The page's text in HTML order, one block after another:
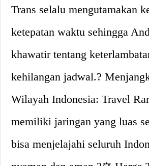
Trans selalu mengutamakan
ketepatan waktu sehingga
khawatir tentang
kehilangan jadwal.?
Wilayah Indonesia: Travel
memiliki jaringan yang luas
bisa menjelajahi seluruh